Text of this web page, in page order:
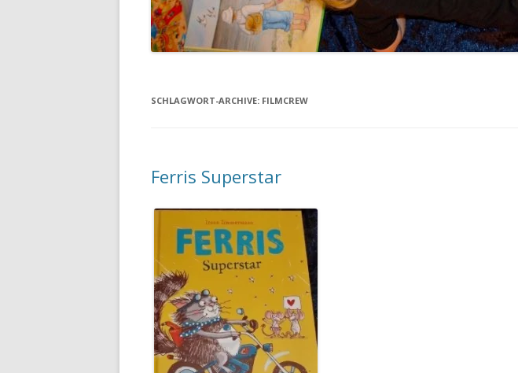
SCHLAGWORT-ARCHIVE: FILMCREW
Ferris Superstar